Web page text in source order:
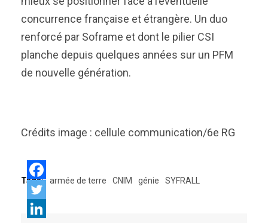
concurrence française et étrangère. Un duo
renforcé par Soframe et dont le pilier CSI
planche depuis quelques années sur un PFM
de nouvelle génération.
Crédits image : cellule communication/6e RG
Tags: armée de terre CNIM génie SYFRALL